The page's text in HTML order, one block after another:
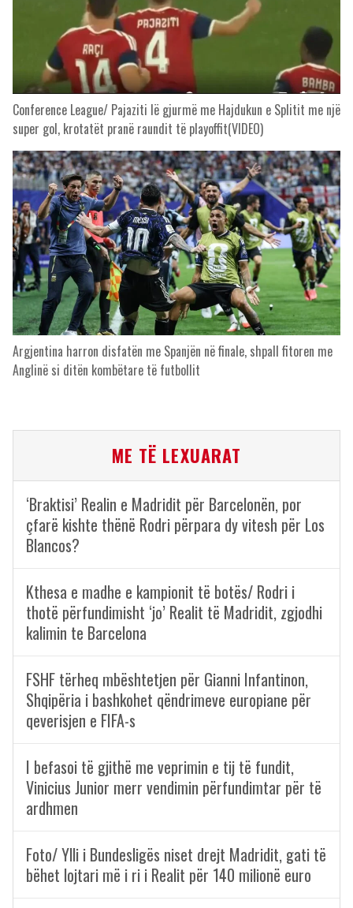
Conference League/ Pajaziti lë gjurmë me Hajdukun e Splitit me një
super gol, krotatët pranë raundit të playoffit(VIDEO)
Argjentina harron disfatën me Spanjën në finale, shpall fitoren me
Anglinë si ditën kombëtare të futbollit
ME TË LEXUARAT
‘Braktisi’ Realin e Madridit për Barcelonën, por
çfarë kishte thënë Rodri përpara dy vitesh për Los
Blancos?
Kthesa e madhe e kampionit të botës/ Rodri i
thotë përfundimisht ‘jo’ Realit të Madridit, zgjodhi
kalimin te Barcelona
FSHF tërheq mbështetjen për Gianni Infantinon,
Shqipëria i bashkohet qëndrimeve europiane për
qeverisjen e FIFA-s
I befasoi të gjithë me veprimin e tij të fundit,
Vinicius Junior merr vendimin përfundimtar për të
ardhmen
Foto/ Ylli i Bundesligës niset drejt Madridit, gati të
bëhet lojtari më i ri i Realit për 140 milionë euro